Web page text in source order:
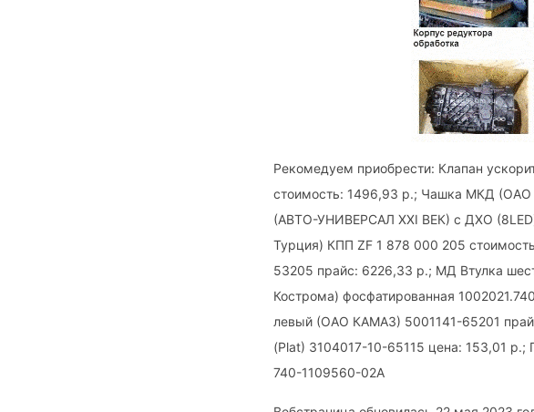
Рекомедуем приобрести: Клапан
стоимость: 1496,93 р.; Чашка МКД
(АВТО-УНИВЕРСАЛ XXI ВЕК) с ДХО
Турция) КПП ZF 1 878 000 205
53205 прайс: 6226,33 р.; МД Втулка
Кострома) фосфатированная
левый (ОАО КАМАЗ) 5001141-65201
(Plat) 3104017-10-65115 цена: 153,01
740-1109560-02А